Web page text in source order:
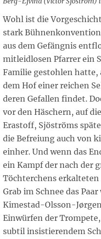
Wohl ist die
stark
aus dem Gefängnis
mitleidlosen Pfarrer ein
Familie gestohlen hatte,
dem Hof einer reichen
deren Gefallen findet.
vor den Häschern, auf
Erastoff, Sjöströms
die Befreiung auch von
einher. Und wenn das
ein Kampf der nach der
Töchterchens erkalteten
Grab im Schnee das
Kimestad-Olsson-
Einwürfen der
subtil insistierendem